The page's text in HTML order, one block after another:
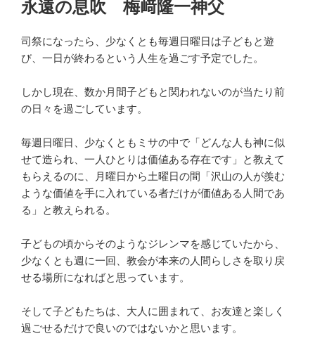
日:
永遠の息吹 梅﨑隆一神父
司祭になったら、少なくとも毎週日曜日は子どもと遊
び、一日が終わるという人生を過ごす予定でした。
しかし現在、数か月間子どもと関われないのが当たり前
の日々を過ごしています。
毎週日曜日、少なくともミサの中で「どんな人も神に似
せて造られ、一人ひとりは価値ある存在です」と教えて
もらえるのに、月曜日から土曜日の間「沢山の人が羨む
ような価値を手に入れている者だけが価値ある人間であ
る」と教えられる。
子どもの頃からそのようなジレンマを感じていたから、
少なくとも週に一回、教会が本来の人間らしさを取り戻
せる場所になればと思っています。
そして子どもたちは、大人に囲まれて、お友達と楽しく
過ごせるだけで良いのではないかと思います。